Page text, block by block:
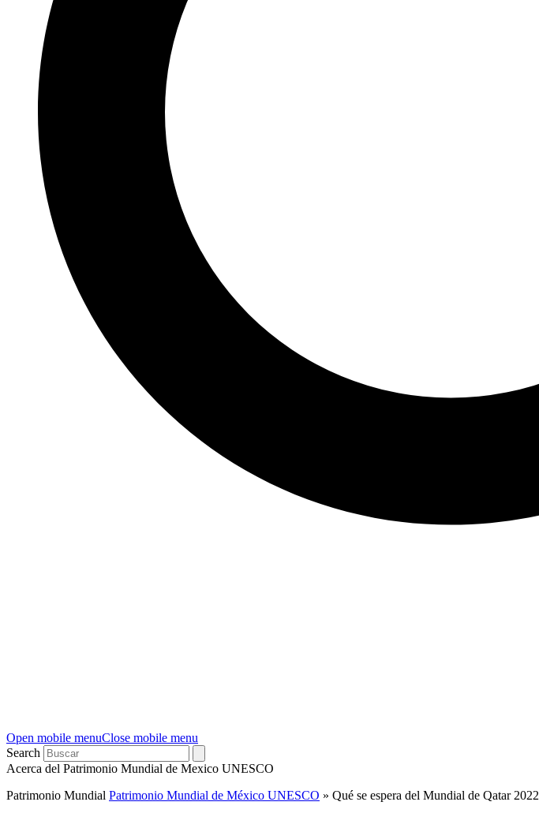
Open mobile menuClose mobile menu
Search
Acerca del Patrimonio Mundial de Mexico UNESCO
Patrimonio Mundial Patrimonio Mundial de México UNESCO » Qué se espera del Mundial de Qatar 2022